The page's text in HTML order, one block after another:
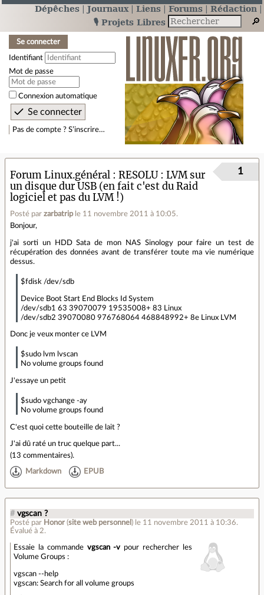
Dépêches Journaux Liens Forums
Rédaction
🎙️ Projets Libres
Se connecter
Identifiant
Mot de passe
Connexion automatique
Pas de compte ? S’inscrire…
Forum Linux.général
RESOLU : LVM sur
un disque dur USB (en fait c'est du Raid
logiciel et pas du LVM !)
Posté par zarbatrip le 11 novembre 2011 à 10:05.
1
Bonjour,
j'ai sorti un HDD Sata de mon NAS Sinology pour faire un test de
récupération des données avant de transférer toute ma vie numérique
dessus.
$fdisk /dev/sdb
Device Boot Start End Blocks Id System
/dev/sdb1 63 39070079 19535008+ 83 Linux
/dev/sdb2 39070080 976768064 468848992+ 8e Linux LVM
Donc je veux monter ce LVM
$sudo lvm lvscan
No volume groups found
J'essaye un petit
$sudo vgchange -ay
No volume groups found
C'est quoi cette bouteille de lait ?
J'ai dû raté un truc quelque part...
(13 commentaires).
Markdown EPUB
# vgscan ?
Posté par Honor (site web personnel ) le 11 novembre 2011 à 10:36.
Évalué à 2.
Essaie la commande vgscan -v pour rechercher les
Volume Groups :
vgscan --help
vgscan: Search for all volume groups